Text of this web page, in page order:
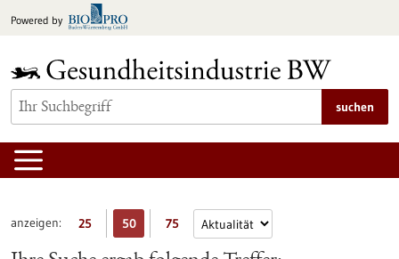
Inhalt
Powered by
suchen
anzeigen: 25 50 75